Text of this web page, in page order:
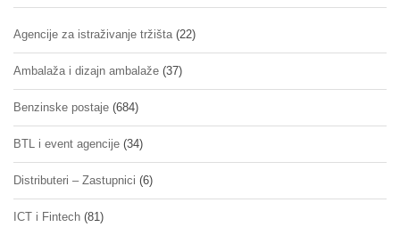
Agencije za istraživanje tržišta(22)
Ambalaža i dizajn ambalaže (37)
Benzinske postaje (684)
BTL i event agencije (34)
Distributeri – Zastupnici (6)
ICT i Fintech (81)